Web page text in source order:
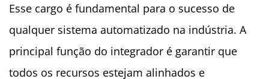
Esse cargo é fundamental para o sucesso de
qualquer sistema automatizado na indústria. A
principal função do integrador é garantir que
todos os recursos estejam alinhados e